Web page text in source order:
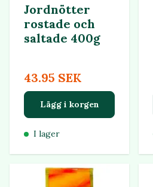
Jordnötter
rostade och
saltade 400g
43.95 SEK
Lägg i korgen
I lager